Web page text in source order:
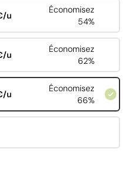
u
Économisez
54%
u
Économisez
62%
u
Économisez
66%